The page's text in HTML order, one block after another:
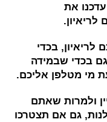
את
בכדי
בכדי שבמידה
מי מטלפן אליכם.
ולמרות שאתם
גם אם תצטרכו